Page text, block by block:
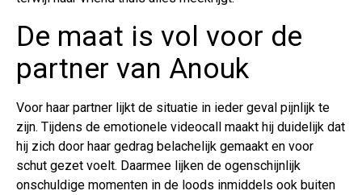
De maat is vol voor de
partner van Anouk
Voor haar partner lijkt de situatie in ieder geval pijnlijk te
zijn. Tijdens de emotionele videocall maakt hij duidelijk dat
hij zich door haar gedrag belachelijk gemaakt en voor
schut gezet voelt. Daarmee lijken de ogenschijnlijk
onschuldige momenten in de loods inmiddels ook buiten